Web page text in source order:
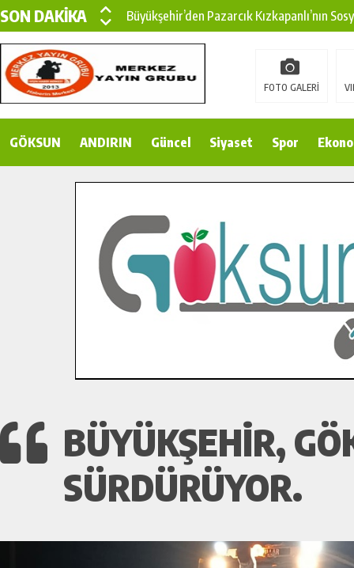
SON DAKİKA
Büyükşehir’den Pazarcık Kızkapanlı’nın
Büyükşehir’den Pazarcık Kırsalına Modern
Çin’den KSÜ’ye Uluslararası Başarı:
Gençler Pusula Maraş Kampında Yeni
İlçe Jandarma Komutanı Karakaya’dan
Bertiz’in Yeni Köprüsünde Sona Doğru.
FOTO GALERİ
GÖKSUN ANDIRIN Güncel Siyaset Spor
BÜYÜKŞEHIR,
SÜRDÜRÜYOR.